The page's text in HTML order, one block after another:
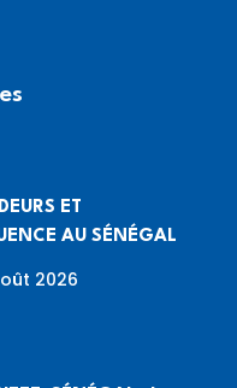
ET
AU SÉNÉGAL
2026